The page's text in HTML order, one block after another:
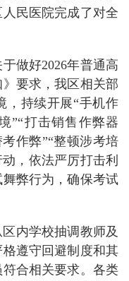
民医院完成了对全
做好2026年普通高
要求，我区相关部
，持续开展“手机作
”“打击销售作弊器
作弊”“整顿涉考培
，依法严厉打击利
弊行为，确保考试
内学校抽调教师及
遵守回避制度和其
合相关要求。各类